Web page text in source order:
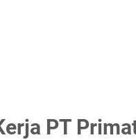
PT